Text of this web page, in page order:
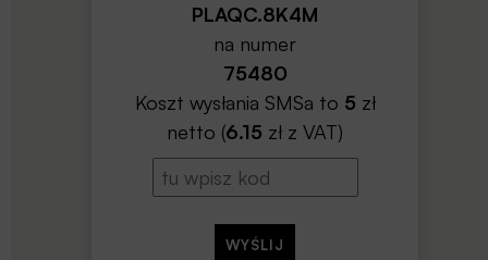
PLAQC.8K4M
na numer
75480
Koszt wysłania SMSa to 5 zł
netto (6.15 zł z VAT)